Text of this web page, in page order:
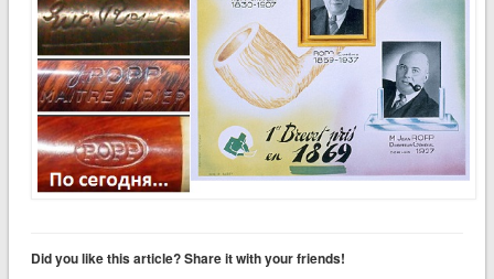
Did you like this article? Share it with your friends!